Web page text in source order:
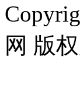
网 版